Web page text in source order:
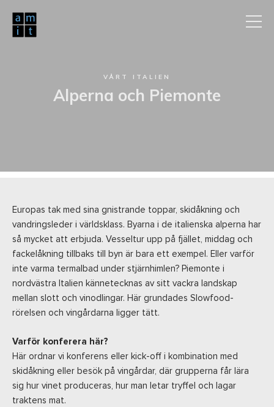
VÅRT ITALIEN
Alperna och Piemonte
Europas tak med sina gnistrande toppar, skidåkning och
vandringsleder i världsklass. Byarna i de italienska alperna har
så mycket att erbjuda. Vesseltur upp på fjället, middag och
fackelåkning tillbaks till byn är bara ett exempel. Eller varför
inte varma termalbad under stjärnhimlen? Piemonte i
nordvästra Italien kännetecknas av sitt vackra landskap
mellan slott och vinodlingar. Här grundades Slowfood-
rörelsen och vingårdarna ligger tätt.
Varför konferera här?
Här ordnar vi konferens eller kick-off i kombination med
skidåkning eller besök på vingårdar, där grupperna får lära
sig hur vinet produceras, hur man letar tryffel och lagar
traktens mat.